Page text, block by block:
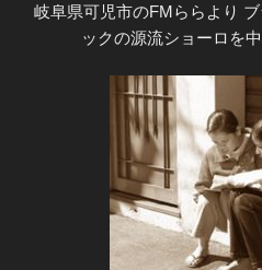
岐阜県可児市のFMららより
ックの源流ショーロを